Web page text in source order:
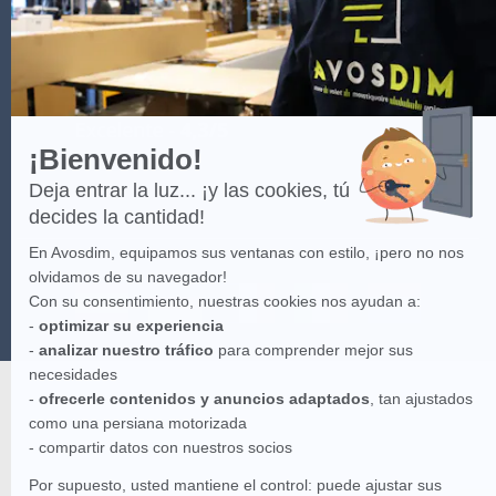
Axeptio
¡Bienvenido!
Deja entrar la luz... ¡y las cookies, tú
decides la cantidad!
En Avosdim, equipamos sus ventanas con estilo, ¡pero no nos
olvidamos de su navegador!
Con su consentimiento, nuestras cookies nos ayudan a:
- optimizar su experiencia
- analizar nuestro tráfico para comprender mejor sus
necesidades
- ofrecerle contenidos y anuncios adaptados , tan ajustados
como una persiana motorizada
- compartir datos con nuestros socios
Por supuesto, usted mantiene el control: puede ajustar sus